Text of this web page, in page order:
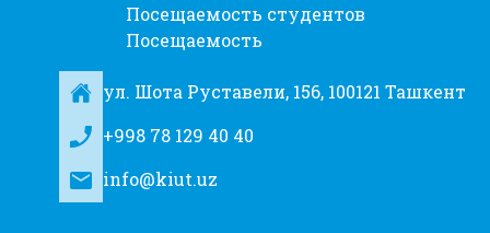
Посещаемость студентов
Посещаемость
ул. Шота Руставели, 156, 100121 Ташкент
+998 78 129 40 40
info@kiut.uz